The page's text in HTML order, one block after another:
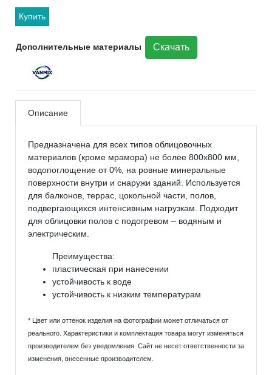
Купить
Дополнительные материалы Скачать
Описание
Предназначена для всех типов облицовочных
материалов (кроме мрамора) не более 800x800 мм,
водопоглощение от 0%, на ровные минеральные
поверхности внутри и снаружи зданий. Используется
для балконов, террас, цокольной части, полов,
подвергающихся интенсивным нагрузкам. Подходит
для облицовки полов с подогревом – водяным и
электрическим.
Преимущества:
пластическая при нанесении
устойчивость к воде
устойчивость к низким температурам
* Цвет или оттенок изделия на фотографии может отличаться от
реального. Характеристики и комплектация товара могут изменяться
производителем без уведомления. Сайт не несет ответственности за
изменения, внесенные производителем.